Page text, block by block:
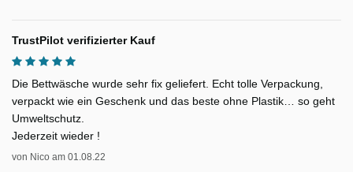
TrustPilot verifizierter Kauf
Die Bettwäsche wurde sehr fix geliefert. Echt tolle Verpackung,
verpackt wie ein Geschenk und das beste ohne Plastik… so geht
Umweltschutz.
Jederzeit wieder !
von Nico am 01.08.22